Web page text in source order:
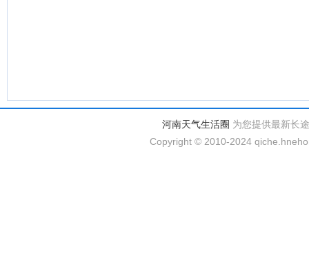
河南天气生活圈 为您提供最新长
Copyright © 2010-2024